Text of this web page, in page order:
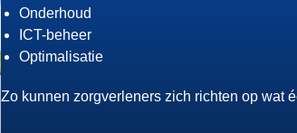
Onderhoud
ICT-beheer
Optimalisatie
Zo kunnen zorgverleners zich richten op wat